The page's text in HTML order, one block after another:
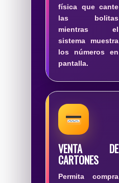
física que cante
las bolitas
mientras el
sistema muestra
los números en
pantalla.
VENTA DE
CARTONES
Permita compra